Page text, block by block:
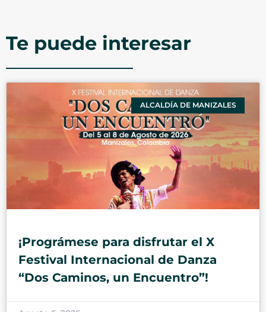
Te puede interesar
ALCALDÍA DE MANIZALES
¡Prográmese para disfrutar el X
Festival Internacional de Danza
“Dos Caminos, un Encuentro”!